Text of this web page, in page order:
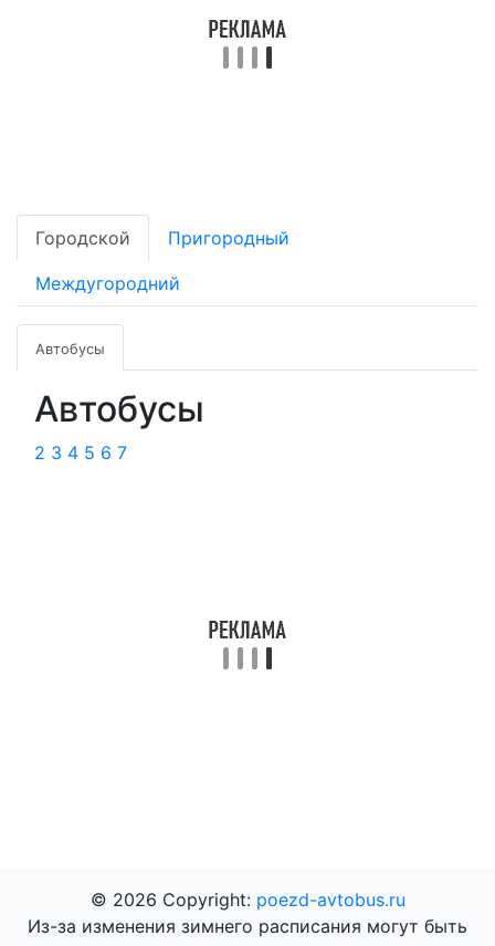
Городской Пригородный
Междугородний
Автобусы
Автобусы
2 3 4 5 6 7
© 2026 Copyright: poezd-avtobus.ru
Из-за изменения зимнего расписания могут быть